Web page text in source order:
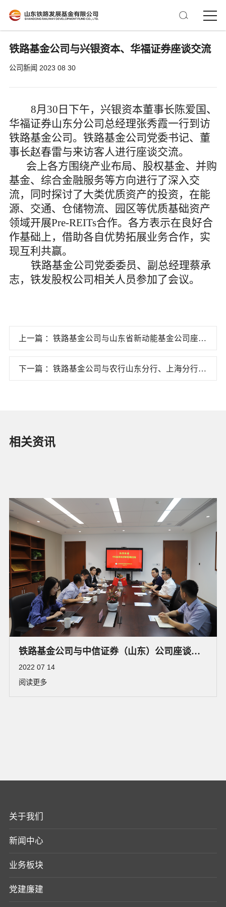
铁路基金公司与兴银资本、华福证券座谈交流
公司新闻 2023 08 30
8月 30 日下午，兴银资本董事长陈爱国、
华福证券山东分公司总经理张秀霞一行到访
铁路基金公司。铁路基金公司党委书记、董
事长赵春雷与来访客人进行座谈交流。
会上各方围绕产业布局、股权基金、并购
基金、综合金融服务等方向进行了深入交
流，同时探讨了大类优质资产的投资，在能
源、交通、仓储物流、园区等优质基础资产
领域开展Pre-REITs合作。各方表示在良好合
作基础上，借助各自优势拓展业务合作，实
现互利共赢。
铁路基金公司党委委员、副总经理蔡承
志，铁发股权公司相关人员参加了会议。
上一篇 ：铁路基金公司与山东省新动能基金公司座谈
下一篇 ：铁路基金公司与农行山东分行、上海分行客
相关资讯
铁路基金公司与中信证券（山东）公司座谈交
流
2022 07 14
阅读更多
关于我们
新闻中心
业务板块
党建廉建